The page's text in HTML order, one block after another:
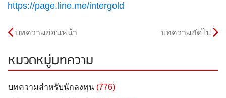
https://page.line.me/intergold
บทความก่อนหน้า บทความถัดไป
หมวดหมู่บทความ
บทความสำหรับนักลงทุน (776)